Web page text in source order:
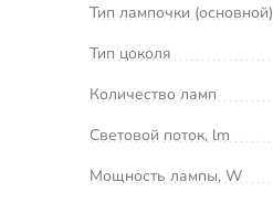
Тип лампочки (основной)
Тип цоколя
Количество ламп
Световой поток, lm
Мощность лампы, W